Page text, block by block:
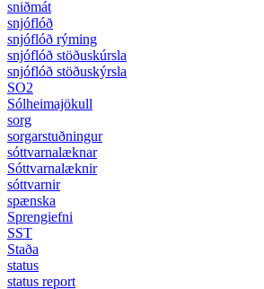
sniðmát
snjóflóð
snjóflóð rýming
snjóflóð stöðuskúrsla
snjóflóð stöðuskýrsla
SO2
Sólheimajökull
sorg
sorgarstuðningur
sóttvarnalæknar
Sóttvarnalæknir
sóttvarnir
spænska
Sprengiefni
SST
Staða
status
status report